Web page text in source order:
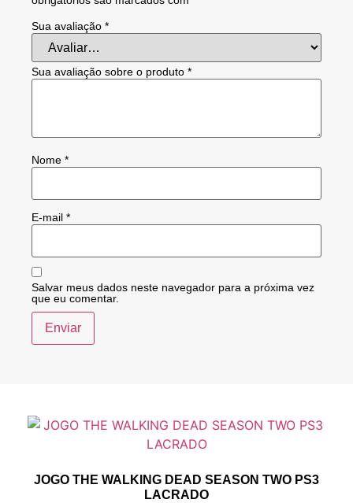
Sua avaliação *
Sua avaliação sobre o produto *
Nome *
E-mail *
Salvar meus dados neste navegador para a próxima vez
que eu comentar.
JOGO THE WALKING DEAD SEASON TWO PS3
LACRADO